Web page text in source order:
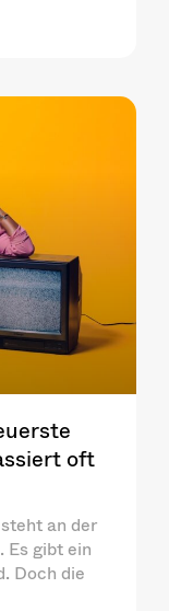
oft
an der
Es gibt ein
Doch die